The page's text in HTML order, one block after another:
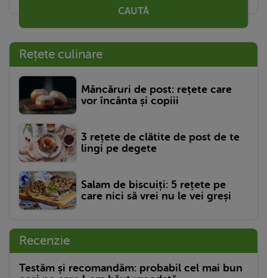
CAUTĂ
Rețete culinare
Mâncăruri de post: rețete care
vor încânta și copiii
3 rețete de clătite de post de te
lingi pe degete
Salam de biscuiți: 5 rețete pe
care nici să vrei nu le vei greși
Recenzie
Testăm și recomandăm: probabil cel mai bun